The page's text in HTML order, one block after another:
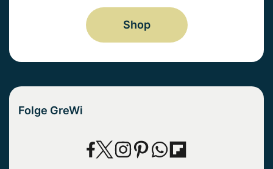
Shop
Folge GreWi